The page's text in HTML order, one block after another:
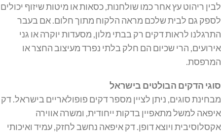
לבין ריהוט עץ אחר כמו שולחנות, כסאות או מיטות שיזוף יכולים
לספק גם לבית שלכם מראה הלקוח מתוך חלום. אם בעבר
התרגלנו לראות דקים רק בבתי מלון, מסעדות יוקרה או גני
אירועים, הרי שכיום הם חלק בלתי נפרד מעיצוב החצר או
המרפסת.
סוגי הדקים הבולטים בישראל
מבחינת סוגים, ניתן לציין מספר דקים פופולאריים בישראל. דק
איפאה למשל מתאפיין בדקות ייחודית, ומשרה אווירה
אקסלוסיבית ויוצא דופן. דק איפאה נחשב לחזק, עמיד ואיכותי